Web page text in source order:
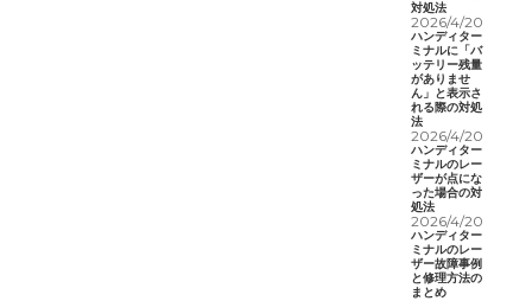
対処法
2026/4/20
ハンディター
ミナルに「バ
ッテリー残量
がありませ
ん」と表示さ
れる際の対処
法
2026/4/20
ハンディター
ミナルのレー
ザーが点にな
った場合の対
処法
2026/4/20
ハンディター
ミナルのレー
ザー故障事例
と修理方法の
まとめ